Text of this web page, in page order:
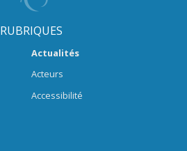
RUBRIQUES
Actualités
Acteurs
Accessibilité